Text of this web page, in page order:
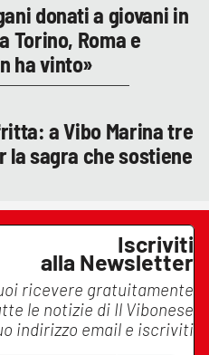
donati a giovani in
Torino, Roma e
ha vinto»
a Vibo Marina tre
la sagra che sostiene
Iscriviti
alla Newsletter
ricevere gratuitamente
le notizie di Il Vibonese
indirizzo email e iscriviti